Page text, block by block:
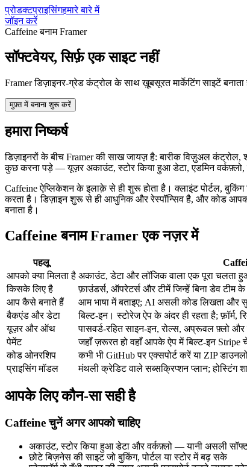
प्रोडक्टप्राइसिंगहमारे बारे में
जॉइन करें
Caffeine बनाम Framer
सॉफ्टवेयर, सिर्फ़ एक साइट नहीं
Framer डिज़ाइनर-ग्रेड कंट्रोल के साथ ख़ूबसूरत मार्केटिंग साइटें
मुफ़्त में बनाना शुरू करें
हमारा निष्कर्ष
डिज़ाइनरों के बीच Framer की साख जायज़ है: बारीक विज़ुअल कंट्रोल,
कुछ करना पड़े — यूज़र अकाउंट, स्टोर किया हुआ डेटा, एडमिन
Caffeine ऐप्लिकेशन के इलाक़े से ही शुरू होता है। क्लाइंट पोर्टल,
करता है। डिज़ाइन शुरू से ही आधुनिक और रेस्पॉन्सिव है, और कोड आपका
बनाता है।
Caffeine बनाम Framer एक नज़र में
पहलू
आपको क्या मिलता है अकाउंट, डेटा और लॉजिक वाला एक पूरा चलता
किसके लिए है
फ़ाउंडर्स, ऑपरेटर्स और टीमें जिन्हें बिना डेव टीम
आप कैसे बनाते हैं
आम भाषा में बताइए; AI असली कोड लिखता और
बैकएंड और डेटा
बिल्ट-इन। स्टोरेज ऐप के अंदर ही रहता है; फ़ॉर्म,
यूज़र और ऑथ
पासवर्ड-रहित साइन-इन, रोल्स, अप्रूवल फ़्लो और
पेमेंट
जहाँ ज़रूरत हो वहाँ आपके ऐप में बिल्ट-इन
कोड ओनरशिप
कभी भी GitHub पर एक्सपोर्ट करें या ZIP
प्राइसिंग मॉडल
मंथली क्रेडिट वाले सब्सक्रिप्शन प्लान; होस्टिंग
आपके लिए कौन-सा सही है
Caffeine चुनें अगर आपको चाहिए
अकाउंट, स्टोर किया हुआ डेटा और वर्कफ़्लो — यानी असली
छोटे बिज़नेस की साइट जो बुकिंग, पोर्टल या स्टोर में बढ़ सके